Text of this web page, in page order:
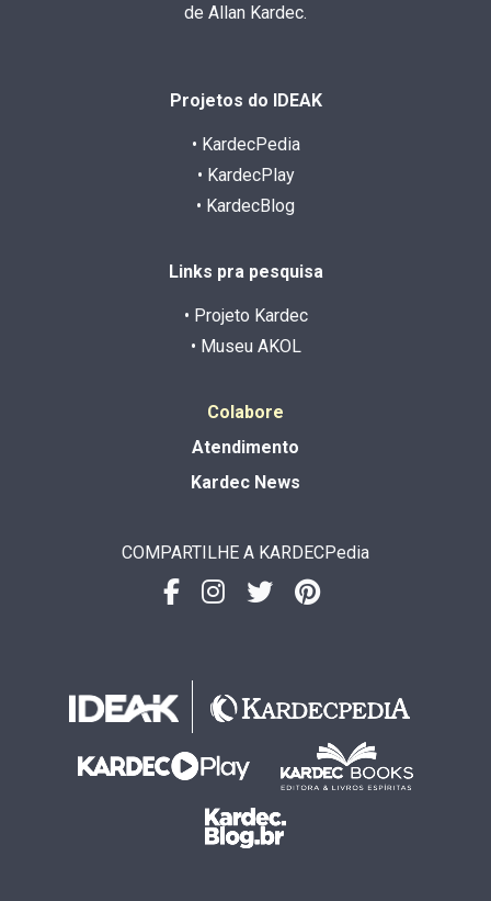
de Allan Kardec.
Projetos do IDEAK
• KardecPedia
• KardecPlay
• KardecBlog
Links pra pesquisa
• Projeto Kardec
• Museu AKOL
Colabore
Atendimento
Kardec News
COMPARTILHE A KARDECPedia